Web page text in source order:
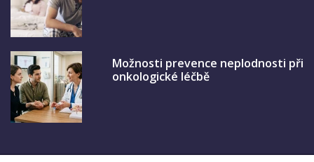
Možnosti prevence neplodnosti při
onkologické léčbě